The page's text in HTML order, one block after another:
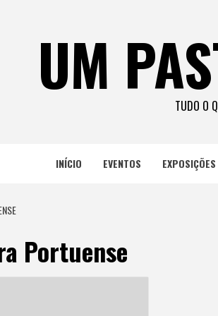
UM
TUDO O
INÍCIO EVENTOS EXPOSIÇÕES
Portuense